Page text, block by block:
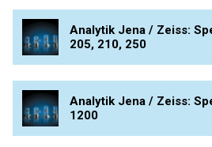
SPECIÁLNÍ APLIKACE
APLIKACE CETAC
XRF
FÓLIE XRF
Analytik Jena / Zeiss:
205, 210, 250
Analytik Jena / Zeiss:
1200